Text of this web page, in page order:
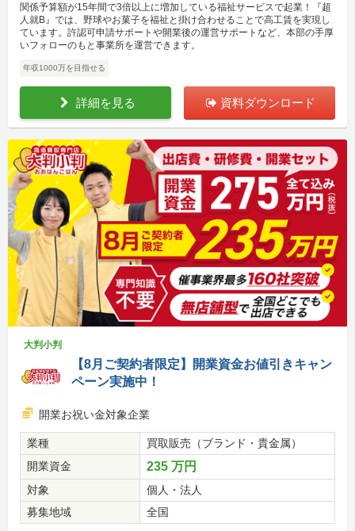
関係予算額が15年間で3倍以上に増加している福祉サービスで起業！『超
人就B』では、野球やお菓子を福祉と掛け合わせることで高工賃を実現し
ています。許認可申請サポートや開業後の運営サポートなど、本部の手厚
いフォローのもと事業所を運営できます。
年収1000万を目指せる
詳細を見る 資料ダウンロード
大判小判
【8月ご契約者限定】開業資金お値引きキャン
ペーン実施中！
開業お祝い金対象企業
業種
買取販売（ブランド・貴金属）
開業資金
235 万円
対象
個人・法人
募集地域
全国